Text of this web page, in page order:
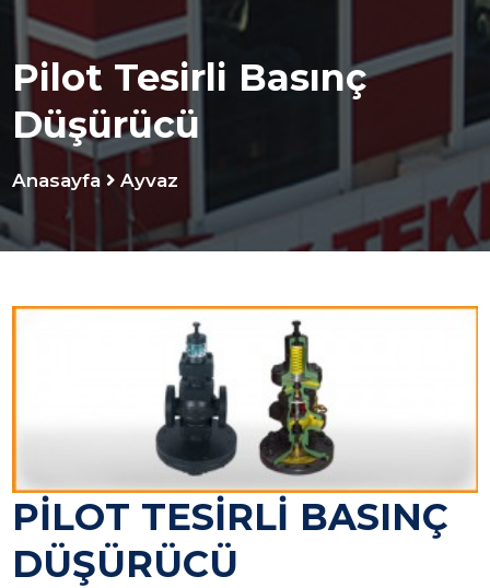
Pilot Tesirli Basınç
Düşürücü
Anasayfa Ayvaz
PİLOT TESİRLİ BASINÇ
DÜŞÜRÜCÜ